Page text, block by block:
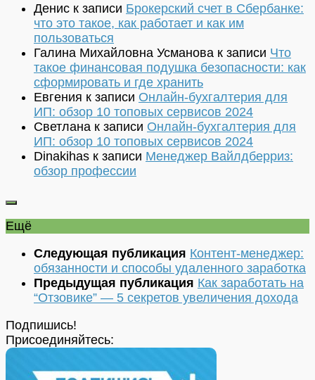
Денис к записи Брокерский счет в Сбербанке:
что это такое, как работает и как им
пользоваться
Галина Михайловна Усманова к записи Что
такое финансовая подушка безопасности: как
сформировать и где хранить
Евгения к записи Онлайн-бухгалтерия для
ИП: обзор 10 топовых сервисов 2024
Светлана к записи Онлайн-бухгалтерия для
ИП: обзор 10 топовых сервисов 2024
Dinakihas к записи Менеджер Вайлдберриз:
обзор профессии
Ещё
Следующая публикация Контент-менеджер:
обязанности и способы удаленного заработка
Предыдущая публикация Как заработать на
“Отзовике” — 5 секретов увеличения дохода
Подпишись!
Присоединяйтесь: